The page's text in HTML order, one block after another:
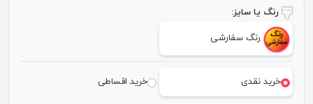
رنگ یا سایز:
رنگ سفارشی
خرید نقدی خرید اقساطی